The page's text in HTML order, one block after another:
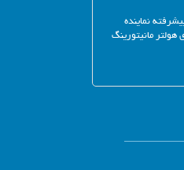
نماینده
مانیتورینگ